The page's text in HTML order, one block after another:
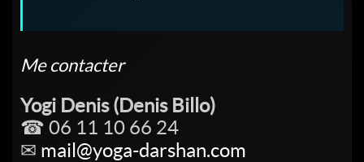
Me contacter
Yogi Denis (Denis Billo)
☎ 06 11 10 66 24
✉ mail@yoga-darshan.com